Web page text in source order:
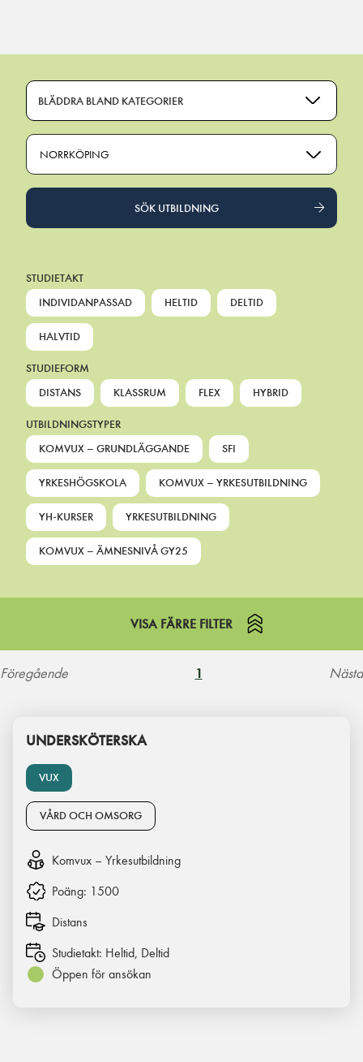
BLÄDDRA BLAND KATEGORIER
NORRKÖPING
SÖK UTBILDNING
STUDIETAKT
INDIVIDANPASSAD
HELTID DELTID
HALVTID
STUDIEFORM
DISTANS
KLASSRUM FLEX HYBRID
UTBILDNINGSTYPER
KOMVUX – GRUNDLÄGGANDE
SFI
YRKESHÖGSKOLA KOMVUX – YRKESUTBILDNING
YH-KURSER YRKESUTBILDNING
KOMVUX – ÄMNESNIVÅ GY25
VISA FÄRRE FILTER
Föregående 1 Nästa
VUX
UNDERSKÖTERSKA
VÅRD OCH OMSORG
Komvux – Yrkesutbildning
Poäng: 1500
Distans
Studietakt: Heltid, Deltid
Öppen för ansökan